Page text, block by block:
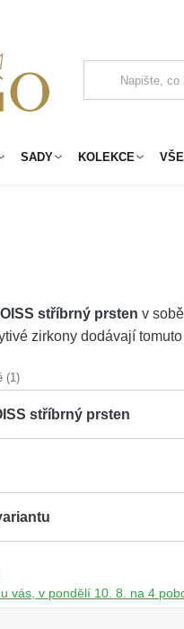
SADY KOLEKCE VŠE
stříbrný prsten v
zirkony dodávají
(1)
stříbrný prsten
vás, v pondělí 10. 8. na 4